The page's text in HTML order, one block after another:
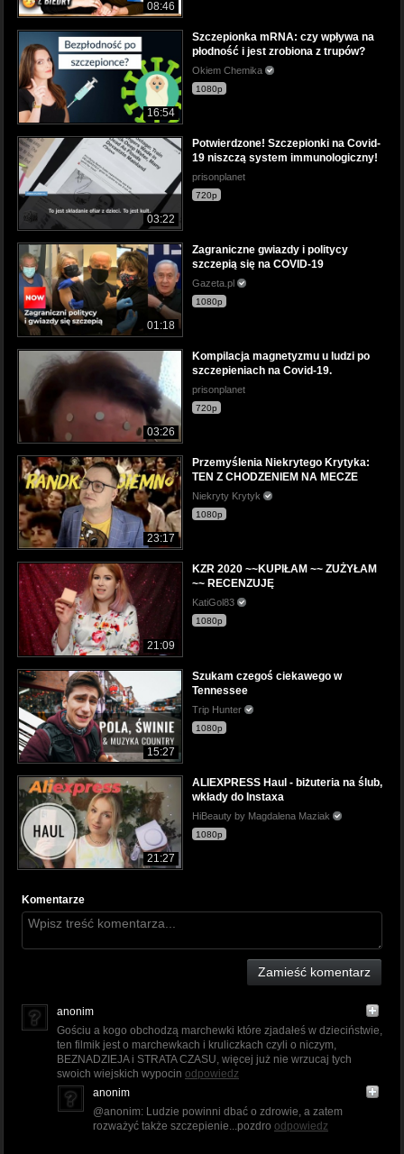
08:46
16:54
Szczepionka mRNA: czy wpływa na
płodność i jest zrobiona z trupów?
Okiem Chemika
1080p
03:22
Potwierdzone! Szczepionki na Covid-
19 niszczą system immunologiczny!
prisonplanet
720p
01:18
Zagraniczne gwiazdy i politycy
szczepią się na COVID-19
Gazeta.pl
1080p
03:26
Kompilacja magnetyzmu u ludzi po
szczepieniach na Covid-19.
prisonplanet
720p
23:17
Przemyślenia Niekrytego Krytyka:
TEN Z CHODZENIEM NA MECZE
Niekryty Krytyk
1080p
21:09
KZR 2020 ~~KUPIŁAM ~~ ZUŻYŁAM
~~ RECENZUJĘ
KatiGol83
1080p
15:27
Szukam czegoś ciekawego w
Tennessee
Trip Hunter
1080p
21:27
ALIEXPRESS Haul - biżuteria na ślub,
wkłady do Instaxa
HiBeauty by Magdalena Maziak
1080p
Komentarze
Zamieść komentarz
anonim
Gościu a kogo obchodzą marchewki które zjadałeś w dzieciństwie,
ten filmik jest o marchewkach i kruliczkach czyli o niczym,
BEZNADZIEJA i STRATA CZASU, więcej już nie wrzucaj tych
swoich wiejskich wypocin odpowiedz
anonim
@anonim: Ludzie powinni dbać o zdrowie, a zatem
rozważyć także szczepienie...pozdro odpowiedz